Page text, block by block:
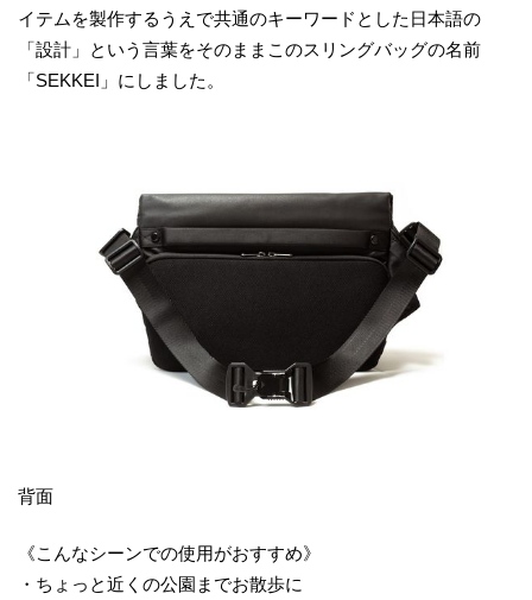
イテムを製作するうえで共通のキーワードとした日本語の
「設計」という言葉をそのままこのスリングバッグの名前
「SEKKEI」にしました。
背面
《こんなシーンでの使用がおすすめ》
・ちょっと近くの公園までお散歩に